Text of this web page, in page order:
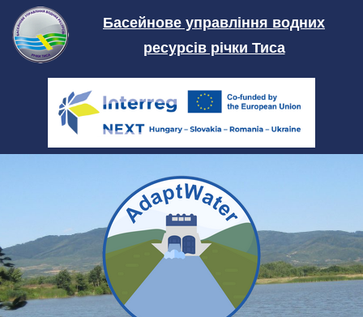
Skip
content
Басейнове управління водних
ресурсів річки Тиса